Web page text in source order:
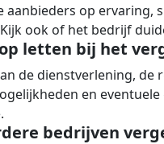
aanbieders op ervaring,
ook of het bedrijf
letten bij het
de dienstverlening,
en
bedrijven